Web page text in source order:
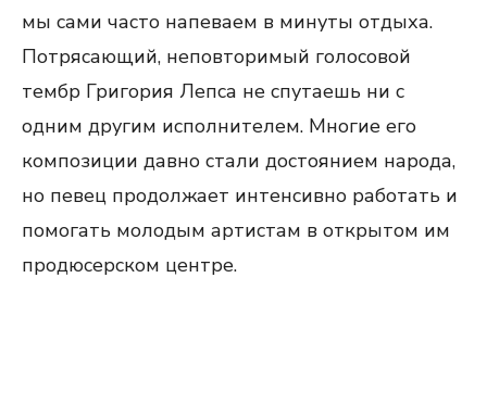
мы сами часто напеваем в минуты отдыха.
Потрясающий, неповторимый голосовой
тембр Григория Лепса не спутаешь ни с
одним другим исполнителем. Многие его
композиции давно стали достоянием народа,
но певец продолжает интенсивно работать и
помогать молодым артистам в открытом им
продюсерском центре.